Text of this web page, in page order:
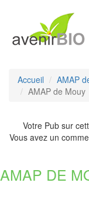
Accueil AMAP
AMAP de Mouy
Votre Pub sur
Vous avez un
AMAP DE